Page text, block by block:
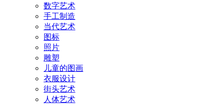
数字艺术
手工制造
当代艺术
图标
照片
雕塑
儿童的图画
衣服设计
街头艺术
人体艺术